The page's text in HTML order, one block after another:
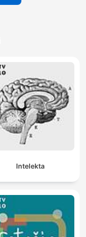
Intelekta